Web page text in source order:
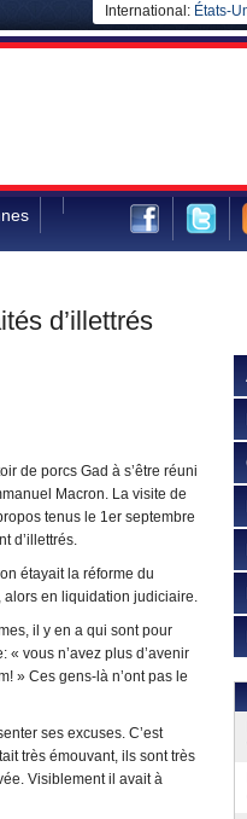
International: États-
d’illettrés
de porcs Gad à s’être réuni
Macron. La visite de
tenus le 1er septembre
d’illettrés.
étayait la réforme du
alors en liquidation judiciaire.
il y en a qui sont pour
vous n’avez plus d’avenir
» Ces gens-là n’ont pas le
ses excuses. C’est
très émouvant, ils sont très
Visiblement il avait à